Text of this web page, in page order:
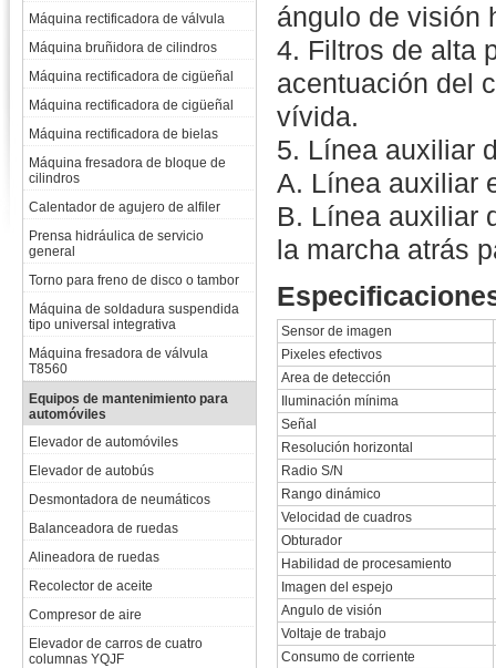
Máquina rectificadora de válvula
Máquina bruñidora de cilindros
Máquina rectificadora de cigüeñal
Máquina rectificadora de cigüeñal
Máquina rectificadora de bielas
Máquina fresadora de bloque de
cilindros
Calentador de agujero de alfiler
Prensa hidráulica de servicio
general
Torno para freno de disco o tambor
Máquina de soldadura suspendida
tipo universal integrativa
Máquina fresadora de válvula
T8560
Equipos de mantenimiento para
automóviles
Elevador de automóviles
Elevador de autobús
Desmontadora de neumáticos
Balanceadora de ruedas
Alineadora de ruedas
Recolector de aceite
Compresor de aire
Elevador de carros de cuatro
columnas YQJF
ángulo de visión
4. Filtros de alta
acentuación del
vívida.
5. Línea auxiliar
A. Línea auxiliar
B. Línea auxiliar
la marcha atrás
Sensor de imagen
Pixeles efectivos
Area de detección
Iluminación mínima
Señal
Resolución horizontal
Radio S/N
Rango dinámico
Velocidad de cuadros
Obturador
Habilidad de procesamiento
Imagen del espejo
Angulo de visión
Voltaje de trabajo
Consumo de corriente